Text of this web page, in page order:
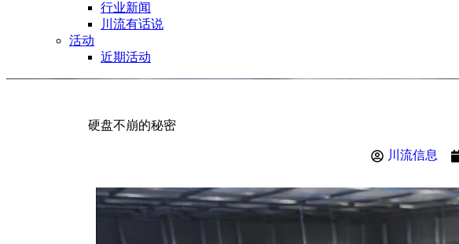
行业新闻
川流有话说
活动
近期活动
硬盘不崩的秘密
川流信息